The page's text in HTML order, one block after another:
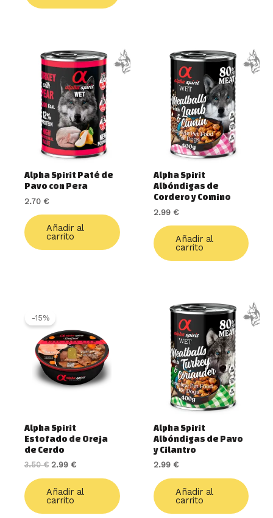
Alpha Spirit Paté de
Pavo con Pera
2.70 €
Añadir al
carrito
Alpha Spirit
Albóndigas de
Cordero y Comino
2.99 €
Añadir al
carrito
-15%
Alpha Spirit
Estofado de Oreja
de Cerdo
3.50€
original
era:
3.50 €.
2.99 €
es:
2.99 €.
Añadir al
carrito
Alpha Spirit
Albóndigas de Pavo
y Cilantro
2.99 €
Añadir al
carrito